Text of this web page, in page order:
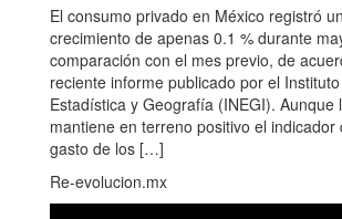
El consumo privado en México registró
crecimiento de apenas 0.1 % durante
comparación con el mes previo, de
reciente informe publicado por el
Estadística y Geografía (INEGI). Aunque
mantiene en terreno positivo el indicador
gasto de los […]
Re-evolucion.mx